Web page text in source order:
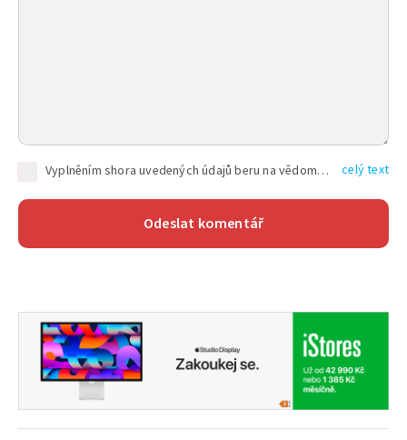
Vyplněním shora uvedených údajů beru na vědomí, že společnost TEXT FACTORY s.r.o., sídlem Brno, Durďákova 336/29, Černá Pole, PSČ: 613 00, IČ: 06157831, zapsané u Krajského soudu v Brně, oddíl C, vložka 100399, bude zpracovávat mé osobní údaje uvedené v rámci mnou vyplněného registračního formuláře na základě oprávněných zájmů TEXT FACTORY s.r.o. dle čl. 6 odst. 1 písm. f) GDPR a pro splnění právních povinností (čl. 6 odst. 1 písm. c) GDPR), a to pro tyto účely: nezbytnost zajistit oprávnění návštěvníka webových stránek provozovaných společností TEXT FACTORY s.r.o. přispívat aktivně ke zveřejněným článkům nebo v rámci diskusních fór a výkon práv TEXT FACTORY s.r.o. jako administrátora těchto diskusních fór. Více informací o zpracování osobních údajů a právech lze nalézt v celý text